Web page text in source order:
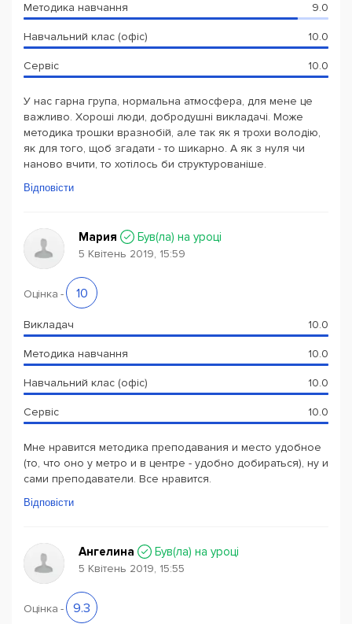
Методика навчання 9.0
Навчальний клас (офіс) 10.0
Сервіс 10.0
У нас гарна група, нормальна атмосфера, для мене це
важливо. Хороші люди, добродушні викладачі. Може
методика трошки вразнобій, але так як я трохи володію,
як для того, щоб згадати - то шикарно. А як з нуля чи
наново вчити, то хотілось би структурованіше.
Відповісти
Мария Був(ла) на уроці
5 Квітень 2019, 15:59
Оцінка - 10
Викладач 10.0
Методика навчання 10.0
Навчальний клас (офіс) 10.0
Сервіс 10.0
Мне нравится методика преподавания и место удобное
(то, что оно у метро и в центре - удобно добираться), ну и
сами преподаватели. Все нравится.
Відповісти
Ангелина Був(ла) на уроці
5 Квітень 2019, 15:55
Оцінка - 9.3